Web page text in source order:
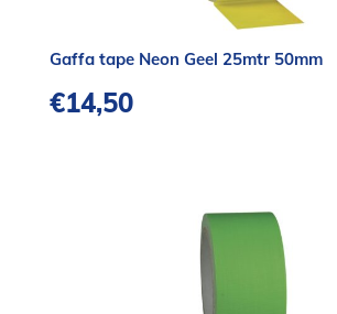
Gaffa tape Neon Geel 25mtr 50mm
€14,50